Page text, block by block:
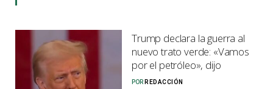
Trump declara la guerra al
nuevo trato verde: «Vamos
por el petróleo», dijo
POR REDACCIÓN